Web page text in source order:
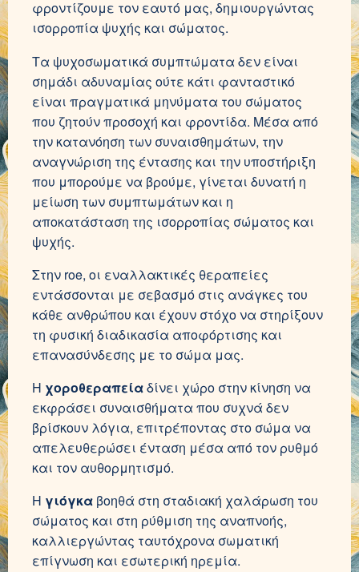
φροντίζουμε τον εαυτό μας, δημιουργώντας
ισορροπία ψυχής και σώματος.
Τα ψυχοσωματικά συμπτώματα δεν είναι
σημάδι αδυναμίας ούτε κάτι φανταστικό
είναι πραγματικά μηνύματα του σώματος
που ζητούν προσοχή και φροντίδα. Μέσα από
την κατανόηση των συναισθημάτων, την
αναγνώριση της έντασης και την υποστήριξη
που μπορούμε να βρούμε, γίνεται δυνατή η
μείωση των συμπτωμάτων και η
αποκατάσταση της ισορροπίας σώματος και
ψυχής.
Στην roe, οι εναλλακτικές θεραπείες
εντάσσονται με σεβασμό στις ανάγκες του
κάθε ανθρώπου και έχουν στόχο να στηρίξουν
τη φυσική διαδικασία αποφόρτισης και
επανασύνδεσης με το σώμα μας.
Η χοροθεραπείαδίνει χώρο στην κίνηση να
εκφράσει συναισθήματα που συχνά δεν
βρίσκουν λόγια, επιτρέποντας στο σώμα να
απελευθερώσει ένταση μέσα από τον ρυθμό
και τον αυθορμητισμό.
Η γιόγκα βοηθά στη σταδιακή χαλάρωση του
σώματος και στη ρύθμιση της αναπνοής,
καλλιεργώντας ταυτόχρονα σωματική
επίγνωση και εσωτερική ηρεμία.